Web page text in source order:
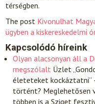
térségben.
The post Kivonulhat
ügyben a kiskereskedelmi
Kapcsolódó híreink
Olyan alacsonyan áll a
megszólalt Üzlet
életeteket kockáztatni”
történt? Meglehetősen
többen is a Sziget